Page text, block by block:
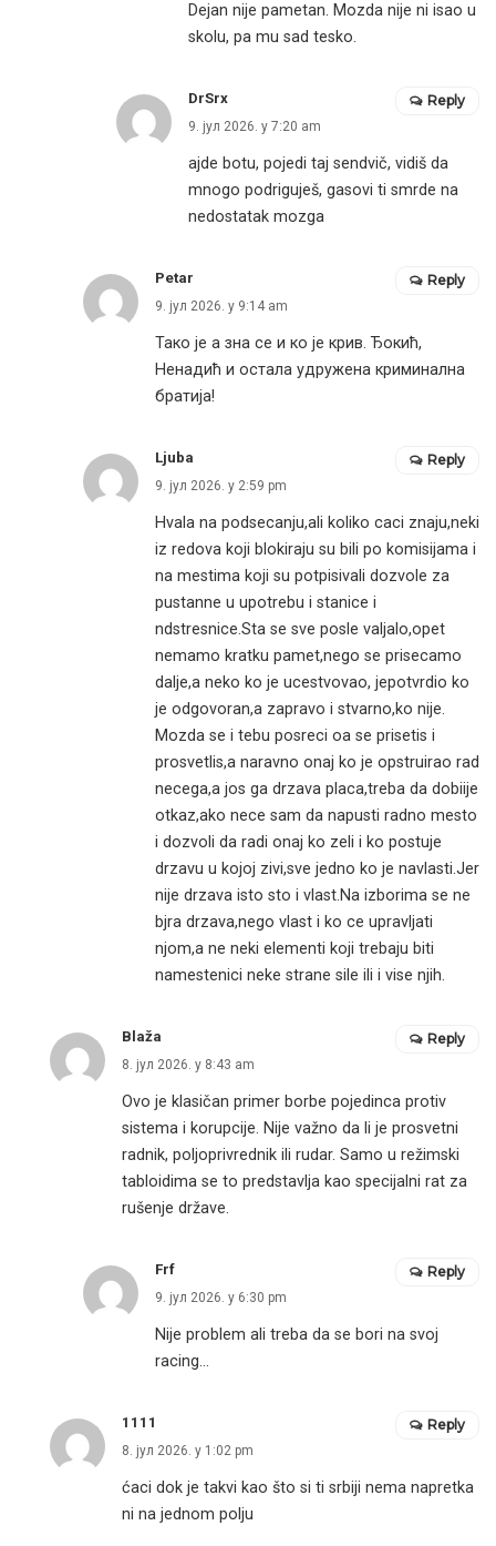
Dejan nije pametan. Mozda nije ni isao u
skolu, pa mu sad tesko.
DrSrx
9. јул 2026. у 7:20 am
ajde botu, pojedi taj sendvič, vidiš da
mnogo podriguješ, gasovi ti smrde na
nedostatak mozga
Reply
Petar
9. јул 2026. у 9:14 am
Тако је а зна се и ко је крив. Ђокић,
Ненадић и остала удружена криминална
братија!
Reply
Ljuba
9. јул 2026. у 2:59 pm
Hvala na podsecanju,ali koliko caci znaju,neki
iz redova koji blokiraju su bili po komisijama i
na mestima koji su potpisivali dozvole za
pustanne u upotrebu i stanice i
ndstresnice.Sta se sve posle valjalo,opet
nemamo kratku pamet,nego se prisecamo
dalje,a neko ko je ucestvovao, jepotvrdio ko
je odgovoran,a zapravo i stvarno,ko nije.
Mozda se i tebu posreci oa se prisetis i
prosvetlis,a naravno onaj ko je opstruirao rad
necega,a jos ga drzava placa,treba da dobiije
otkaz,ako nece sam da napusti radno mesto
i dozvoli da radi onaj ko zeli i ko postuje
drzavu u kojoj zivi,sve jedno ko je navlasti.Jer
nije drzava isto sto i vlast.Na izborima se ne
bjra drzava,nego vlast i ko ce upravljati
njom,a ne neki elementi koji trebaju biti
namestenici neke strane sile ili i vise njih.
Reply
Blaža
8. јул 2026. у 8:43 am
Ovo je klasičan primer borbe pojedinca protiv
sistema i korupcije. Nije važno da li je prosvetni
radnik, poljoprivrednik ili rudar. Samo u režimski
tabloidima se to predstavlja kao specijalni rat za
rušenje države.
Reply
Frf
9. јул 2026. у 6:30 pm
Nije problem ali treba da se bori na svoj
racing…
Reply
1111
8. јул 2026. у 1:02 pm
ćaci dok je takvi kao što si ti srbiji nema napretka
ni na jednom polju
Reply